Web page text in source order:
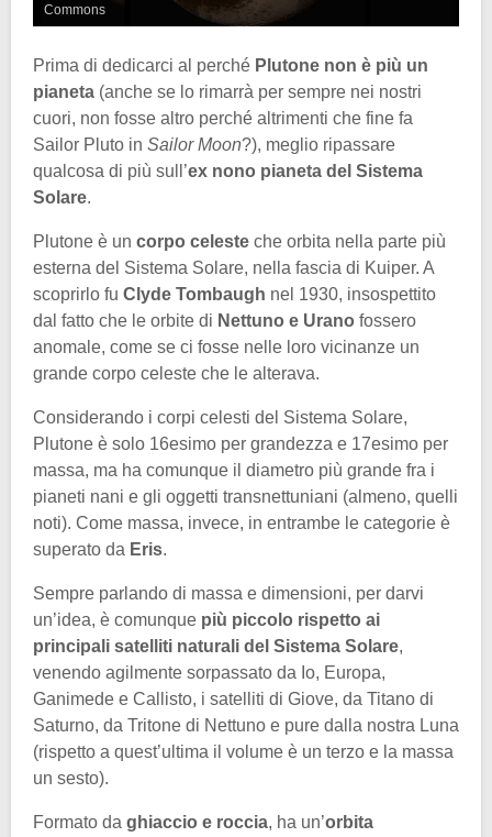
Commons
Prima di dedicarci al perché Plutone non è più un
pianeta (anche se lo rimarrà per sempre nei nostri
cuori, non fosse altro perché altrimenti che fine fa
Sailor Pluto in Sailor Moon?), meglio ripassare
qualcosa di più sull’ex nono pianeta del Sistema
Solare.
Plutone è un corpo celeste che orbita nella parte più
esterna del Sistema Solare, nella fascia di Kuiper. A
scoprirlo fu Clyde Tombaugh nel 1930, insospettito
dal fatto che le orbite di Nettuno e Urano fossero
anomale, come se ci fosse nelle loro vicinanze un
grande corpo celeste che le alterava.
Considerando i corpi celesti del Sistema Solare,
Plutone è solo 16esimo per grandezza e 17esimo per
massa, ma ha comunque il diametro più grande fra i
pianeti nani e gli oggetti transnettuniani (almeno, quelli
noti). Come massa, invece, in entrambe le categorie è
superato da Eris.
Sempre parlando di massa e dimensioni, per darvi
un’idea, è comunque più piccolo rispetto ai
principali satelliti naturali del Sistema Solare,
venendo agilmente sorpassato da Io, Europa,
Ganimede e Callisto, i satelliti di Giove, da Titano di
Saturno, da Tritone di Nettuno e pure dalla nostra Luna
(rispetto a quest’ultima il volume è un terzo e la massa
un sesto).
Formato da ghiaccio e roccia, ha un’orbita